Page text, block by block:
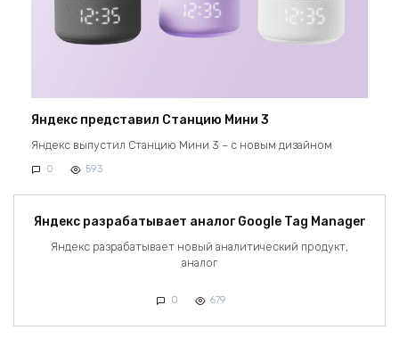
Яндекс представил Станцию Мини 3
Яндекс выпустил Станцию Мини 3 – с новым дизайном
0 593
Яндекс разрабатывает аналог Google Tag Manager
Яндекс разрабатывает новый аналитический продукт,
аналог
0 679